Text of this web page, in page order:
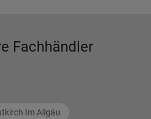
Fachhändler
Im Allgäu